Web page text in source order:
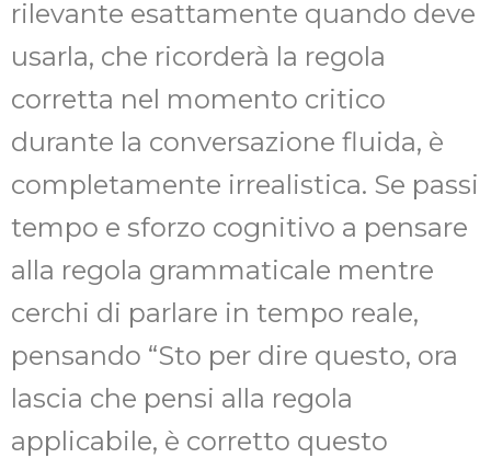
rilevante esattamente quando deve
usarla, che ricorderà la regola
corretta nel momento critico
durante la conversazione fluida, è
completamente irrealistica. Se passi
tempo e sforzo cognitivo a pensare
alla regola grammaticale mentre
cerchi di parlare in tempo reale,
pensando “Sto per dire questo, ora
lascia che pensi alla regola
applicabile, è corretto questo